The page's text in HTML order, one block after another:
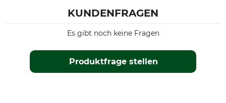
KUNDENFRAGEN
Produktfrage stellen
Es gibt noch keine Fragen